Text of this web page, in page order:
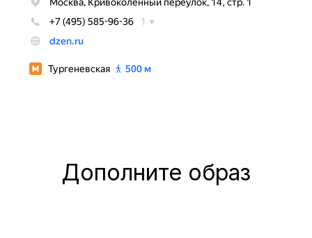
Дополните образ